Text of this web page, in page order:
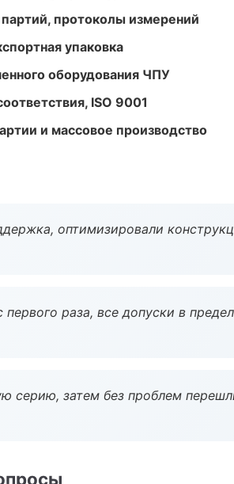
протоколы измерений
упаковка
оборудования ЧПУ
ISO 9001
и массовое производство
оптимизировали
раза, все допуски в
серию, затем без проблем